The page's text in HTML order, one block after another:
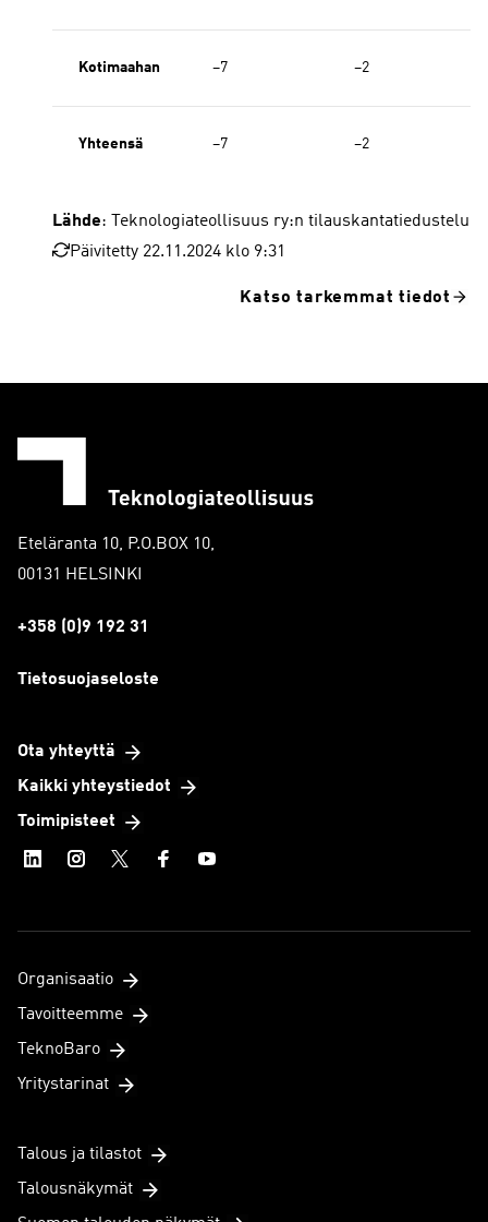
Kotimaahan −7 −2
Yhteensä −7 −2
Lähde: Teknologiateollisuus ry:n tilauskantatiedustelu
Päivitetty 22.11.2024 klo 9:31
Katso tarkemmat tiedot
Eteläranta 10, P.O.BOX 10,
00131 HELSINKI
+358 (0)9 192 31
Tietosuojaseloste
Ota yhteyttä
Kaikki yhteystiedot
Toimipisteet
Organisaatio
Tavoitteemme
TeknoBaro
Yritystarinat
Talous ja tilastot
Talousnäkymät